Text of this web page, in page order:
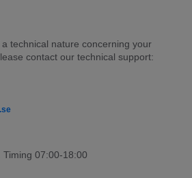
technical nature concerning your
contact our technical support:
07:00-18:00